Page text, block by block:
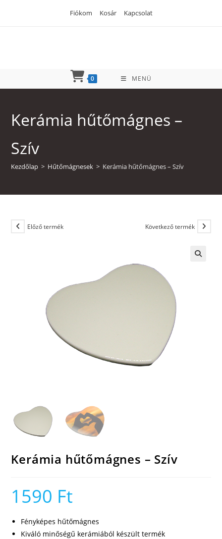
Fiókom Kosár Kapcsolat
0 MENÜ
Kerámia hűtőmágnes –
Szív
Kezdőlap > Hűtőmágnesek > Kerámia hűtőmágnes – Szív
Előző termék Következő termék
Kerámia hűtőmágnes – Szív
1590 Ft
Fényképes hűtőmágnes
Kiváló minőségű kerámiából készült termék